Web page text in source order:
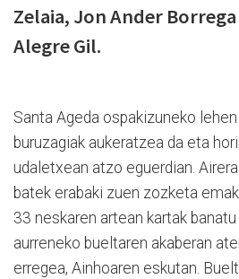
Zelaia, Jon Ander
Alegre Gil.
Santa Ageda ospakizuneko
buruzagiak aukeratzea da eta
udaletxean atzo eguerdian.
batek erabaki zuen zozketa
33 neskaren artean kartak
aurreneko bueltaren akaberan
erregea, Ainhoaren eskutan.